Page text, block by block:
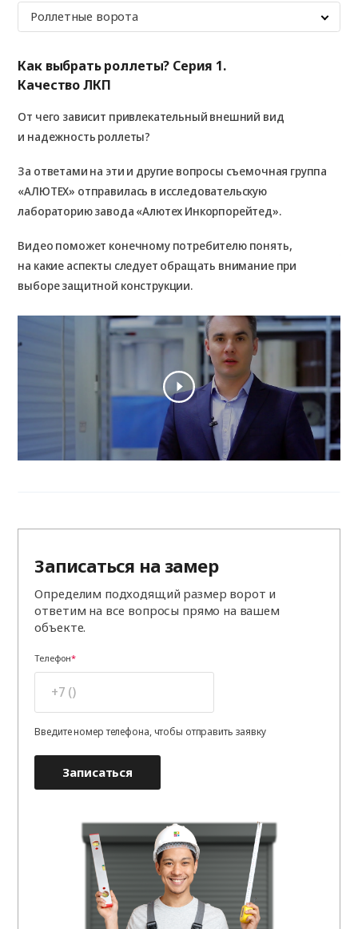
Роллетные ворота
Как выбрать роллеты? Серия 1.
Качество ЛКП
От чего зависит привлекательный внешний вид
и надежность роллеты?
За ответами на эти и другие вопросы съемочная группа
«АЛЮТЕХ» отправилась в исследовательскую
лабораторию завода «Алютех Инкорпорейтед».
Видео поможет конечному потребителю понять,
на какие аспекты следует обращать внимание при
выборе защитной конструкции.
Записаться на замер
Определим подходящий размер ворот и
ответим на все вопросы прямо на вашем
объекте.
Телефон
Введите номер телефона, чтобы отправить заявку
Записаться